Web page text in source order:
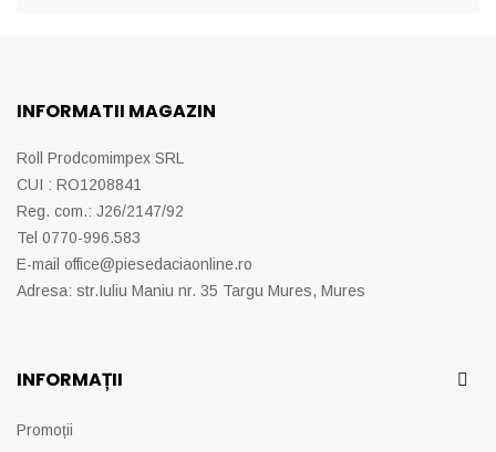
INFORMATII MAGAZIN
Roll Prodcomimpex SRL
CUI : RO1208841
Reg. com.: J26/2147/92
Tel 0770-996.583
E-mail office@piesedaciaonline.ro
Adresa: str.Iuliu Maniu nr. 35 Targu Mures, Mures
INFORMAȚII
Promoții